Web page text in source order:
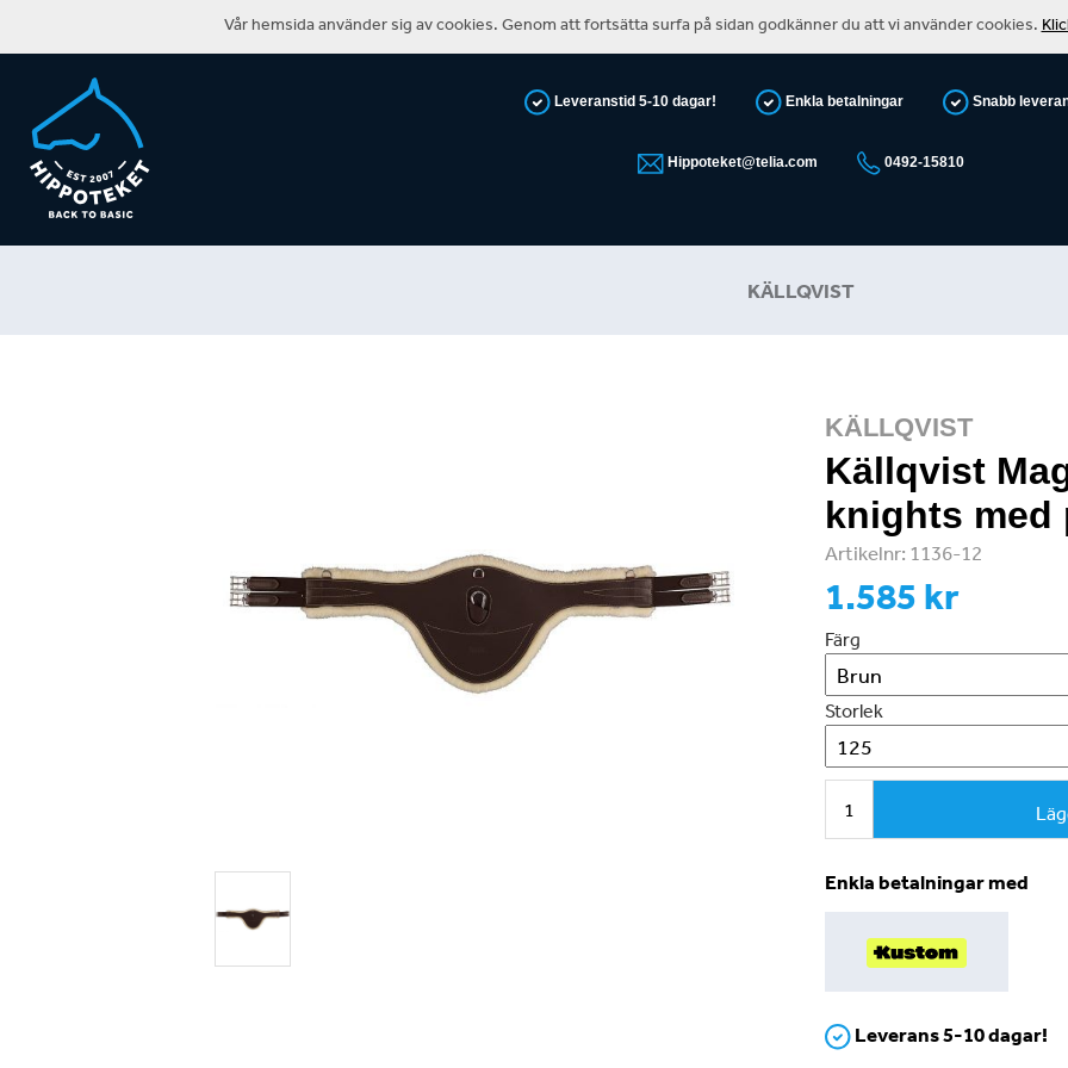
Leveranstid 5-10 dagar! Enkla betalningar Snabb
Hippoteket@telia.com 0492-15810
KÄLLQVIST
KÄLLQVIST
Källqvist
knights med
Artikelnr: 1136-12
1.585 kr
Färg
Storlek
Enkla betalningar med
Leverans 5-10 dagar!
Vår hemsida använder sig av cookies. Genom att fortsätta surfa på sidan godkänner du att vi använder cookies.